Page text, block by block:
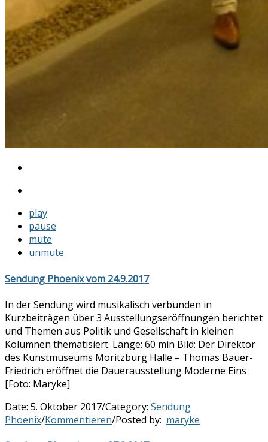
play
pause
mute
unmute
Sendung Phoenix vom 24.9.2017
In der Sendung wird musikalisch verbunden in
Kurzbeiträgen über 3 Ausstellungseröffnungen berichtet
und Themen aus Politik und Gesellschaft in kleinen
Kolumnen thematisiert. Länge: 60 min Bild: Der Direktor
des Kunstmuseums Moritzburg Halle – Thomas Bauer-
Friedrich eröffnet die Dauerausstellung Moderne Eins
[Foto: Maryke]
Date: 5. Oktober 2017/Category: Sendung
Phoenix/Kommentieren/Posted by: maryke